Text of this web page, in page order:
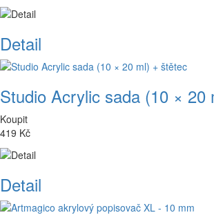
Detail
Studio Acrylic sada (10 × 20
Koupit
419 Kč
Detail